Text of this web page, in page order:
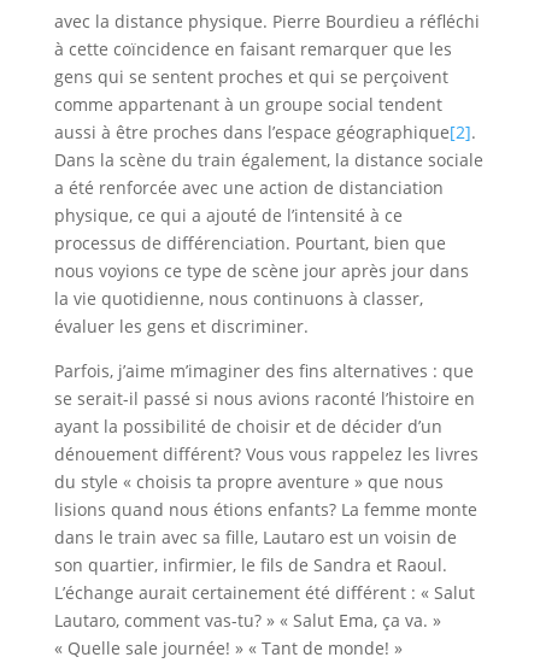
avec la distance physique. Pierre Bourdieu a réfléchi
à cette coïncidence en faisant remarquer que les
gens qui se sentent proches et qui se perçoivent
comme appartenant à un groupe social tendent
aussi à être proches dans l’espace géographique[2].
Dans la scène du train également, la distance sociale
a été renforcée avec une action de distanciation
physique, ce qui a ajouté de l’intensité à ce
processus de différenciation. Pourtant, bien que
nous voyions ce type de scène jour après jour dans
la vie quotidienne, nous continuons à classer,
évaluer les gens et discriminer.
Parfois, j’aime m’imaginer des fins alternatives : que
se serait-il passé si nous avions raconté l’histoire en
ayant la possibilité de choisir et de décider d’un
dénouement différent? Vous vous rappelez les livres
du style « choisis ta propre aventure » que nous
lisions quand nous étions enfants? La femme monte
dans le train avec sa fille, Lautaro est un voisin de
son quartier, infirmier, le fils de Sandra et Raoul.
L’échange aurait certainement été différent : « Salut
Lautaro, comment vas-tu? » « Salut Ema, ça va. »
« Quelle sale journée! » « Tant de monde! »